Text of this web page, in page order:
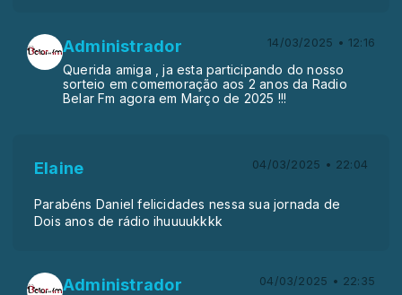
Administrador 14/03/2025 • 12:16
Querida amiga , ja esta participando do nosso
sorteio em comemoração aos 2 anos da Radio
Belar Fm agora em Março de 2025 !!!
Elaine 04/03/2025 • 22:04
Parabéns Daniel felicidades nessa sua jornada de
Dois anos de rádio ihuuuukkkk
Administrador 04/03/2025 • 22:35